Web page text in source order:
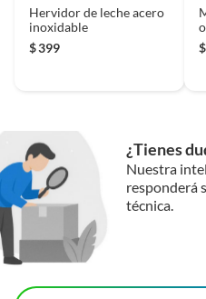
Hervidor de leche acero
inoxidable
$399
$
¿Tienes
Nuestra
responderá
técnica.